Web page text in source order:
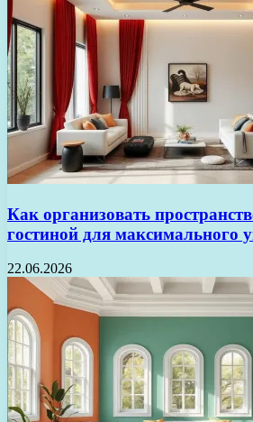
Как организовать
гостиной для максимального
22.06.2026